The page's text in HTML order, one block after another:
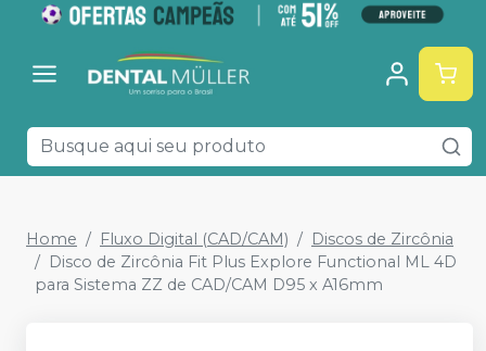
Home Fluxo Digital (CAD/CAM)
Discos de Zircônia
Disco de Zircônia Fit Plus Explore Functional ML 4D
para Sistema ZZ de CAD/CAM D95 x A16mm